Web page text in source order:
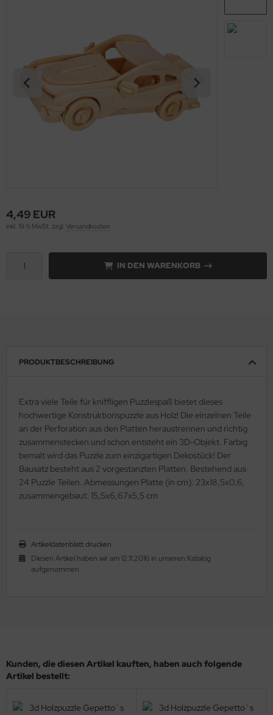
4,49 EUR
inkl. 19 % MwSt. zzgl. Versandkosten
IN DEN WARENKORB
PRODUKTBESCHREIBUNG
Extra viele Teile für kniffligen Puzzlespaß bietet dieses
hochwertige Konstruktionspuzzle aus Holz! Die einzelnen Teile
an der Perforation aus den Platten heraustrennen und richtig
zusammenstecken und schon entsteht ein 3D-Objekt. Farbig
bemalt wird das Puzzle zum einzigartigen Dekostück! Der
Bausatz besteht aus 2 vorgestanzten Platten. Bestehend aus
24 Puzzle Teilen. Abmessungen Platte (in cm): 23x18,5x0,6,
zusammengebaut: 15,5x6,67x5,5 cm
Artikeldatenblatt drucken
Diesen Artikel haben wir am 12.11.2016 in unseren Katalog
aufgenommen.
Kunden, die diesen Artikel kauften, haben auch folgende
Artikel bestellt: